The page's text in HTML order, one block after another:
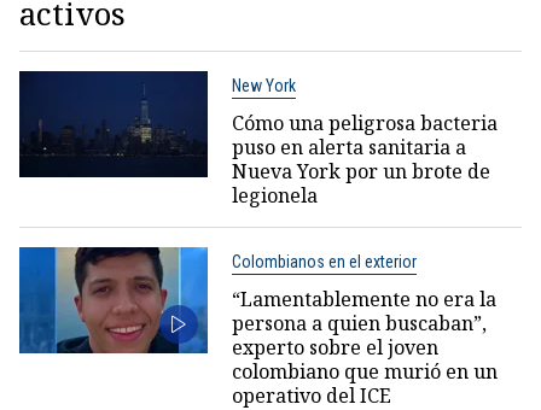
activos
New York
Cómo una peligrosa bacteria
puso en alerta sanitaria a
Nueva York por un brote de
legionela
Colombianos en el exterior
“Lamentablemente no era la
persona a quien buscaban”,
experto sobre el joven
colombiano que murió en un
operativo del ICE